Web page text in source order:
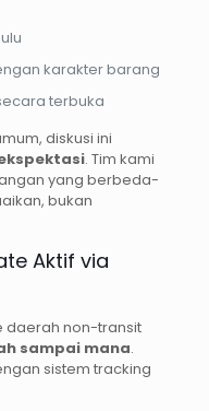
karakter barang
terbuka
diskusi ini
. Tim kami
yang berbeda-
bukan
Aktif via
daerah non-transit
sampai mana.
sistem tracking